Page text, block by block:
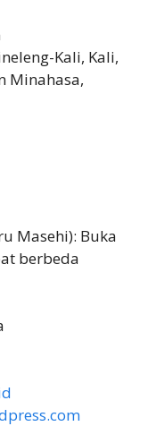
Kali, Kali,
Minahasa,
Masehi): Buka
berbeda